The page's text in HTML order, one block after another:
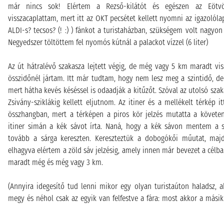
már nincs sok! Elértem a Rezső-kilátót és egészen az
visszacaplattam, mert itt az OKT pecsétet kellett nyomni az
ALDI-s? tecsos? (! :) ) fánkot a turistaházban, szükségem volt
Negyedszer töltöttem fel nyomós kútnál a palackot vízzel (6 liter)
Az út hátralévő szakasza lejtett végig, de még vagy 5 km maradt
összidőnél jártam. Itt már tudtam, hogy nem lesz meg a szintidő,
mert hátha kevés késéssel is odaadják a kitűzőt. Szóval az utolsó
Zsivány-sziklákig kellett eljutnom. Az itiner és a mellékelt térkép
összhangban, mert a térképen a piros kör jelzés mutatta a
itiner simán a kék sávot írta. Naná, hogy a kék sávon mentem a
tovább a sárga kereszten. Kereszteztük a dobogókői műutat,
elhagyva elértem a zöld sáv jelzésig, amely innen már bevezet a
maradt még és még vagy 3 km.
(Annyira idegesítő tud lenni mikor egy olyan turistaúton haladsz,
megy és néhol csak az egyik van felfestve a fára: most akkor a